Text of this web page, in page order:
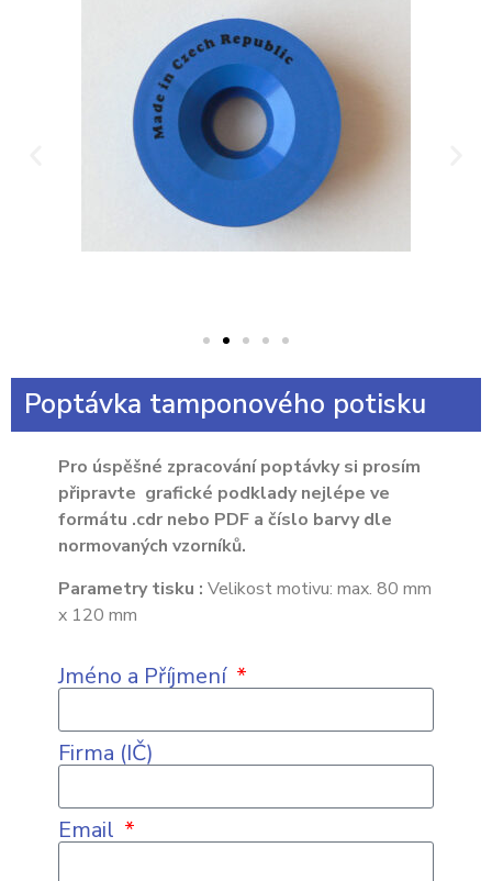
Poptávka tamponového potisku
Pro úspěšné zpracování poptávky si prosím
připravte grafické podklady nejlépe ve
formátu .cdr nebo PDF a číslo barvy dle
normovaných vzorníků.
Parametry tisku : Velikost motivu: max. 80 mm
x 120 mm
Jméno a Příjmení
Firma (IČ)
Email